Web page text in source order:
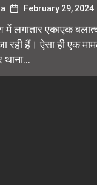
February 29, 2024
लगातार एकाएक
रही हैं। ऐसा ही एक